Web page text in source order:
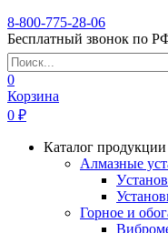
8-800-775-28-06
Бесплатный звонок по
0
Корзина
0 ₽
Каталог продукции
Алмазные
Горное и